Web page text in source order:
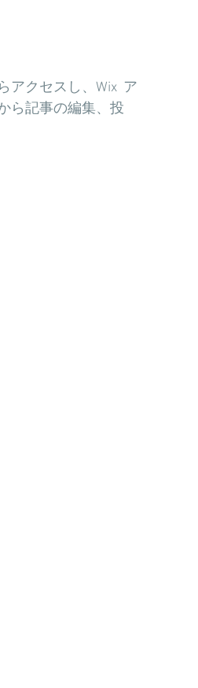
アクセスし、Wix  ア
ら記事の編集、投